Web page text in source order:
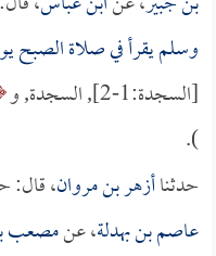
وسلم يقرأ في صلاة الصبح
[السجدة:1-2], السجدة, و
).
حدثناأزهر بن مروان، قال:
عاصم بن بهدلة، عنمصعب